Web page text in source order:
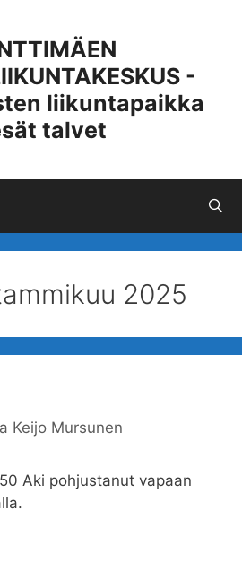
-
liikuntapaikka
talvet
2025
Keijo Mursunen
Aki pohjustanut vapaan